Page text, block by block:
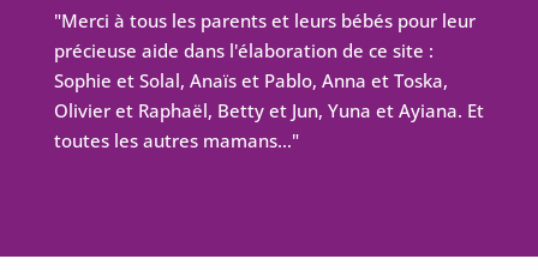
"Merci à tous les parents et leurs bébés pour leur
précieuse aide dans l'élaboration de ce site :
Sophie et Solal, Anaïs et Pablo, Anna et Toska,
Olivier et Raphaël, Betty et Jun, Yuna et Ayiana. Et
toutes les autres mamans…"